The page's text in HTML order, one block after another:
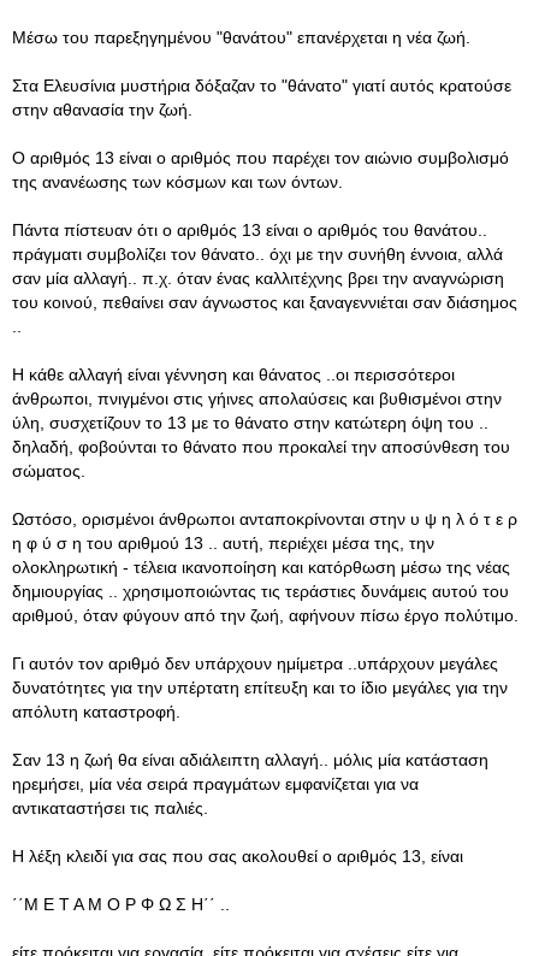
Μέσω του παρεξηγημένου "θανάτου" επανέρχεται η νέα ζωή.
Στα Ελευσίνια μυστήρια δόξαζαν το "θάνατο" γιατί αυτός κρατούσε
στην αθανασία την ζωή.
Ο αριθμός 13 είναι ο αριθμός που παρέχει τον αιώνιο συμβολισμό
της ανανέωσης των κόσμων και των όντων.
Πάντα πίστευαν ότι ο αριθμός 13 είναι ο αριθμός του θανάτου..
πράγματι συμβολίζει τον θάνατο.. όχι με την συνήθη έννοια, αλλά
σαν μία αλλαγή.. π.χ. όταν ένας καλλιτέχνης βρει την αναγνώριση
του κοινού, πεθαίνει σαν άγνωστος και ξαναγεννιέται σαν διάσημος
Η κάθε αλλαγή είναι γέννηση και θάνατος ..οι περισσότεροι
άνθρωποι, πνιγμένοι στις γήινες απολαύσεις και βυθισμένοι στην
ύλη, συσχετίζουν το 13 με το θάνατο στην κατώτερη όψη του ..
δηλαδή, φοβούνται το θάνατο που προκαλεί την αποσύνθεση του
σώματος.
Ωστόσο, ορισμένοι άνθρωποι ανταποκρίνονται στην υ ψ η λ ό τ ε ρ
η φ ύ σ η του αριθμού 13 .. αυτή, περιέχει μέσα της, την
ολοκληρωτική - τέλεια ικανοποίηση και κατόρθωση μέσω της νέας
δημιουργίας .. χρησιμοποιώντας τις τεράστιες δυνάμεις αυτού του
αριθμού, όταν φύγουν από την ζωή, αφήνουν πίσω έργο πολύτιμο.
Γι αυτόν τον αριθμό δεν υπάρχουν ημίμετρα ..υπάρχουν μεγάλες
δυνατότητες για την υπέρτατη επίτευξη και το ίδιο μεγάλες για την
απόλυτη καταστροφή.
Σαν 13 η ζωή θα είναι αδιάλειπτη αλλαγή.. μόλις μία κατάσταση
ηρεμήσει, μία νέα σειρά πραγμάτων εμφανίζεται για να
αντικαταστήσει τις παλιές.
Η λέξη κλειδί για σας που σας ακολουθεί ο αριθμός 13, είναι
΄΄Μ Ε Τ Α Μ Ο Ρ Φ Ω Σ Η΄΄ ..